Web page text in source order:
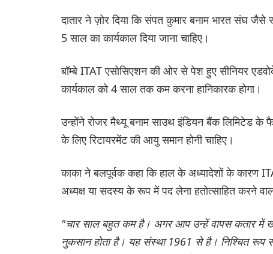
दातार ने ज़ोर दिया कि संपत कुमार बनाम भारत संघ
5 साल का कार्यकाल दिया जाना चाहिए।
बॉम्बे ITAT एसोसिएशन की ओर से पेश हुए सीनियर
कार्यकाल को 4 साल तक कम करना हानिकारक होगा।
उन्होंने रोजर मैथ्यू बनाम साउथ इंडियन बैंक लिमिटेड के
के लिए रिटायरमेंट की आयु समान होनी चाहिए।
काका ने बलपूर्वक कहा कि हाल के अध्यादेशों के कारण
अध्यक्ष या सदस्य के रूप में पद लेना हतोत्साहित करने
"चार साल बहुत कम है। अगर आप उन्हें वापस कतार में
नुकसान होता है। यह संस्था 1961 से है। निश्चित रूप